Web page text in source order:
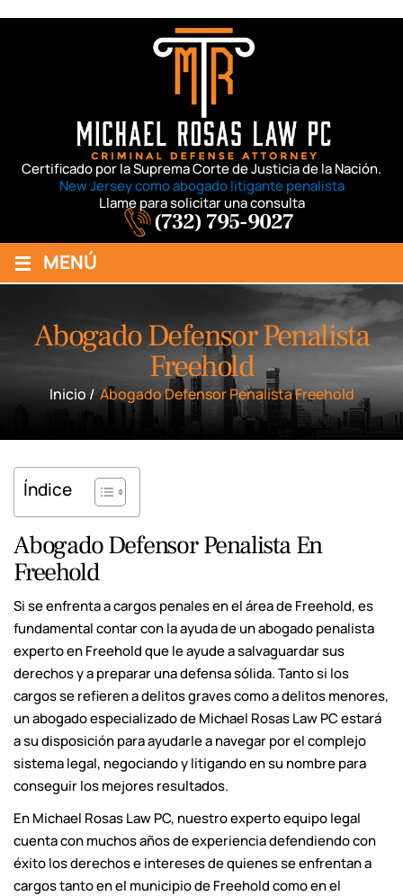
Certificado por la Suprema Corte de Justicia de la Nación.
New Jersey como abogado litigante penalista
Llame para solicitar una consulta
(732) 795-9027
≡ MENÚ
Abogado Defensor Penalista
Freehold
Inicio /Abogado Defensor Penalista Freehold
Índice
Abogado Defensor Penalista En
Freehold
Si se enfrenta a cargos penales en el área de Freehold, es
fundamental contar con la ayuda de un abogado penalista
experto en Freehold que le ayude a salvaguardar sus
derechos y a preparar una defensa sólida. Tanto si los
cargos se refieren a delitos graves como a delitos menores,
un abogado especializado de Michael Rosas Law PC estará
a su disposición para ayudarle a navegar por el complejo
sistema legal, negociando y litigando en su nombre para
conseguir los mejores resultados.
En Michael Rosas Law PC, nuestro experto equipo legal
cuenta con muchos años de experiencia defendiendo con
éxito los derechos e intereses de quienes se enfrentan a
cargos tanto en el municipio de Freehold como en el